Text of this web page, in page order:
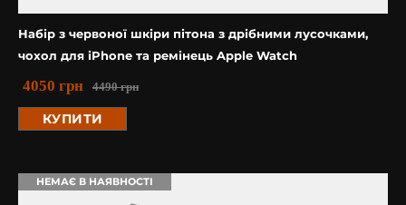
Набір з червоної шкіри пітона з дрібними лусочками,
чохол для iPhone та ремінець Apple Watch
4490грн
4050 грн
КУПИТИ
НЕМАЄ В НАЯВНОСТІ